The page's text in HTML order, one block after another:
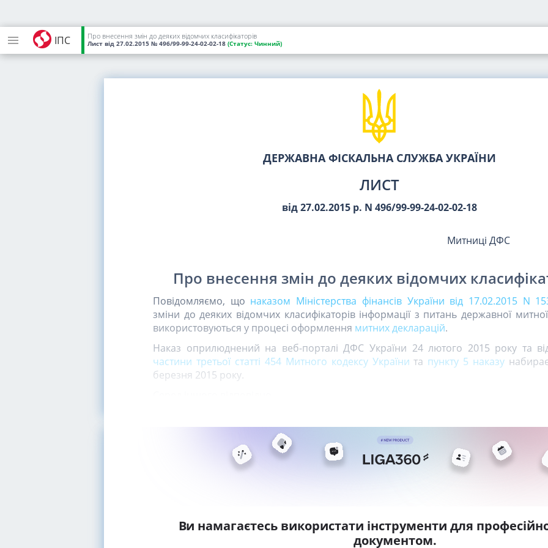
ІПС Про внесення змін до деяких відомчих класифікаторів
Лист від 27.02.2015 № 496/99-99-24-02-02-18 (Статус: Чинний)
ДЕРЖАВНА ФІСКАЛЬНА СЛУЖБА УКРАЇНИ
ЛИСТ
від 27.02.2015 р. N 496/99-99-24-02-02-18
Митниці ДФС
Про внесення змін до деяких відомчих
Повідомляємо, що наказом Міністерства фінансів України від 17.02.2015 N
зміни до деяких відомчих класифікаторів інформації з питань державної
використовуються у процесі оформлення митних декларацій.
Наказ оприлюднений на веб-порталі ДФС України 24 лютого 2015 року та
частини третьої статті 454 Митного кодексу України та пункту 5 наказу
березня 2015 року.
Ви намагаєтесь використати інструменти для
документом.